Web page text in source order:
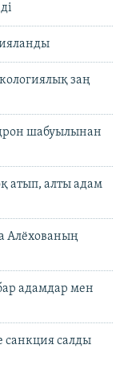
заң
шабуылынан
атып, алты адам
Алёхованың
адамдар мен
санкция салды